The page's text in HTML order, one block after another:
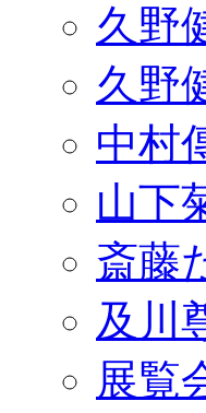
久野
久野
中村
山下
斎藤
及川
展覧